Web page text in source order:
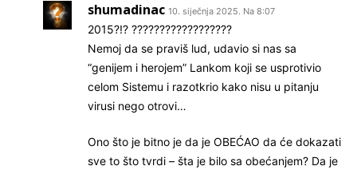
shumadinac 10. siječnja 2025. Na 8:07
2015?!? ??????????????????
Nemoj da se praviš lud, udavio si nas sa
“genijem i herojem” Lankom koji se usprotivio
celom Sistemu i razotkrio kako nisu u pitanju
virusi nego otrovi…
Ono što je bitno je da je OBEĆAO da će dokazati
sve to što tvrdi – šta je bilo sa obećanjem? Da je